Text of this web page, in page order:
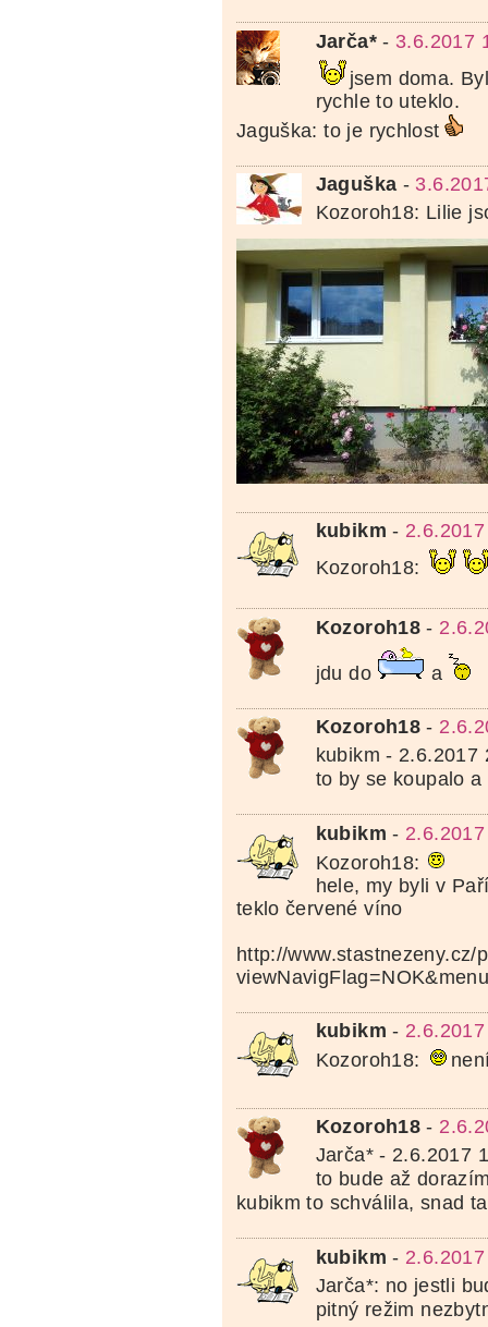
Jarča*- 3.6.2017
jsem doma.
rychle to uteklo.
Jaguška: to je rychlost
Jaguška -
Kozoroh18: Lilie
kubikm -
Kozoroh18:
Kozoroh18 -
jdu do a
Kozoroh18 -
kubikm - 2.6.2017
to by se koupalo a
kubikm -
Kozoroh18:
hele, my byli v
teklo červené víno
http://www.stastnezeny.cz/
kubikm -
Kozoroh18:
Kozoroh18 -
Jarča* - 2.6.2017
to bude až
kubikm to schválila, snad
kubikm -
Jarča*: no jestli
pitný režim